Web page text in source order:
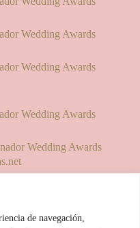
de navegación,